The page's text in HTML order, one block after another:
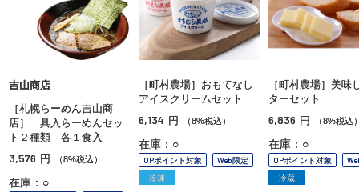
吉山商店
［札幌らーめん吉山商
店］ 具入らーめんセッ
ト２種類 各１食入
3,576 円 （8%税込）
在庫：○
［町村農場］おもてなし
アイスクリームセット
6,134 円 （8%税込）
在庫：○
OPポイント対象
Web限定
冷凍
［町村農場］美味
ターセット
6,836 円 （8%税込
在庫：○
OPポイント対象
冷蔵